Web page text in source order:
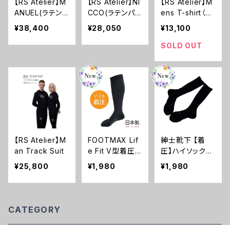
ANUEL(ラテン
パンツ)
¥38,400
CCO(ラテンパン
ツ)
¥28,050
ens T-shirt（T
シャツ）
¥13,100
SOLD OUT
【RS Atelier】M
an Track Suit
¥25,800
FOOTMAX Lif
e Fit V型着圧ハ
イソックス(ソフ
ト着圧タイプ)
日本製 FML032
¥1,980
紳士靴下 【着
圧】ハイソックス
部分パイル 1組
黒 ブラック 2
5.0cm～27.0c
¥1,980
CATEGORY